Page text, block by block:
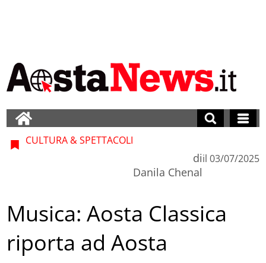
CULTURA & SPETTACOLI
di
Danila Chenal
il 03/07/2025
Musica: Aosta Classica
riporta ad Aosta